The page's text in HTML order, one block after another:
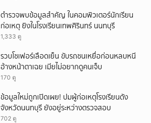
ตำรวจพบข้อมูลสำคัญ ในคอมพิวเตอร์นักเรียน
ก่อเหตุ ยิงในโรงเรียนเทพศิรินทร์ นนทบุรี
1,333 ดู
รวบโชเฟอร์เลือดเย็น ขับรถชนเหยื่อก่อนหลบหนี
อ้างหน้าตาเฉย เมียไม่อยากดูคนเจ็บ
170 ดู
ข้อมูลใหม่ถูกเปิดเผย! ปมผู้ก่อเหตุโรงเรียนดัง
จังหวัดนนทบุรี ยังอยู่ระหว่างตรวจสอบ
702 ดู